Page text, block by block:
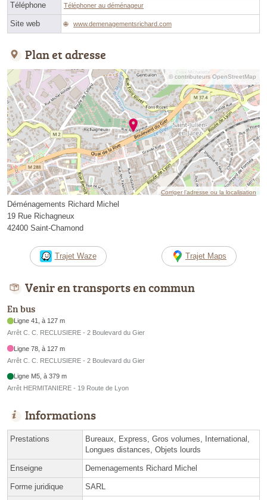
Téléphone Téléphoner au déménageur
Site web www.demenagementsrichard.com
Plan et adresse
© contributeurs OpenStreetMap
Corriger l’adresse ou la localisation
Déménagements Richard Michel
19 Rue Richagneux
42400 Saint-Chamond
Trajet Waze Trajet Maps
Venir en transports en commun
En bus
Ligne 41, à 127 m
Arrêt C. C. RECLUSIERE - 2 Boulevard du Gier
Ligne 78, à 127 m
Arrêt C. C. RECLUSIERE - 2 Boulevard du Gier
Ligne M5, à 379 m
Arrêt HERMITANIERE - 19 Route de Lyon
Informations
Prestations
Bureaux, Express, Gros volumes, International,
Longues distances, Objets lourds
Enseigne Demenagements Richard Michel
Forme juridique SARL